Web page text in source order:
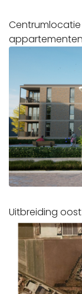
Centrumlocatie
Uitbreiding